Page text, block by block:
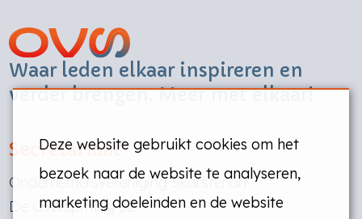
Waar leden elkaar inspireren en
verder brengen. Meer met elkaar!
Secretariaat
Ondernemersvereniging Skarsterlân
De Overspitting 52
Deze website gebruikt cookies om het
bezoek naar de website te analyseren,
marketing doeleinden en de website